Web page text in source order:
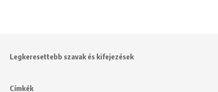
Legkeresettebb szavak és kifejezések
Címkék